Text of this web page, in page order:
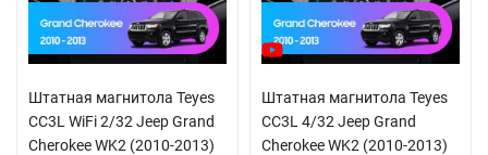
Штатная магнитола Teyes
CC3L WiFi 2/32 Jeep Grand
Cherokee WK2 (2010-2013)
Штатная магнитола Teyes
CC3L 4/32 Jeep Grand
Cherokee WK2 (2010-2013)